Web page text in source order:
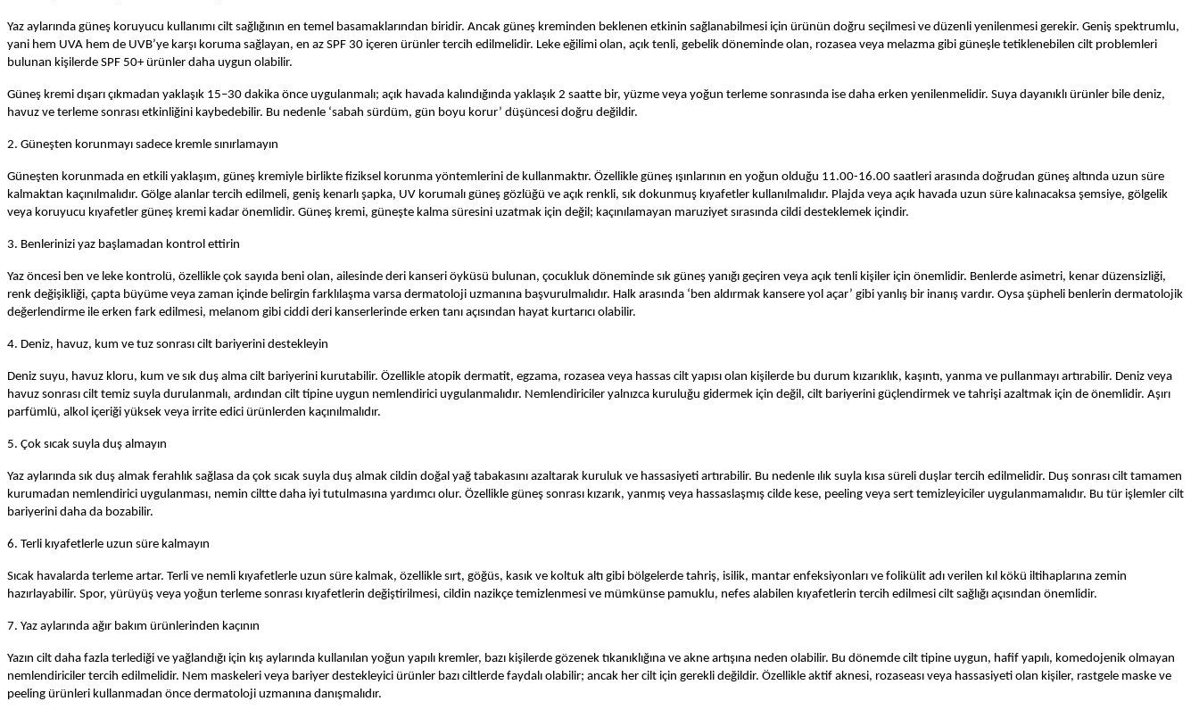
Yaz aylarında güneş koruyucu kullanımı cilt sağlığının en temel basamaklarından biridir. Ancak güneş kreminden beklenen etkinin sağlanabilmesi için ürünün doğru seçilmesi ve düzenli yenilenmesi gerekir. Geniş spektrumlu,
yani hem UVA hem de UVB’ye karşı koruma sağlayan, en az SPF 30 içeren ürünler tercih edilmelidir. Leke eğilimi olan, açık tenli, gebelik döneminde olan, rozasea veya melazma gibi güneşle tetiklenebilen cilt problemleri
bulunan kişilerde SPF 50+ ürünler daha uygun olabilir.
Güneş kremi dışarı çıkmadan yaklaşık 15–30 dakika önce uygulanmalı; açık havada kalındığında yaklaşık 2 saatte bir, yüzme veya yoğun terleme sonrasında ise daha erken yenilenmelidir. Suya dayanıklı ürünler bile deniz,
havuz ve terleme sonrası etkinliğini kaybedebilir. Bu nedenle ‘sabah sürdüm, gün boyu korur’ düşüncesi doğru değildir.
2. Güneşten korunmayı sadece kremle sınırlamayın
Güneşten korunmada en etkili yaklaşım, güneş kremiyle birlikte fiziksel korunma yöntemlerini de kullanmaktır. Özellikle güneş ışınlarının en yoğun olduğu 11.00-16.00 saatleri arasında doğrudan güneş altında uzun süre
kalmaktan kaçınılmalıdır. Gölge alanlar tercih edilmeli, geniş kenarlı şapka, UV korumalı güneş gözlüğü ve açık renkli, sık dokunmuş kıyafetler kullanılmalıdır. Plajda veya açık havada uzun süre kalınacaksa şemsiye, gölgelik
veya koruyucu kıyafetler güneş kremi kadar önemlidir. Güneş kremi, güneşte kalma süresini uzatmak için değil; kaçınılamayan maruziyet sırasında cildi desteklemek içindir.
3. Benlerinizi yaz başlamadan kontrol ettirin
Yaz öncesi ben ve leke kontrolü, özellikle çok sayıda beni olan, ailesinde deri kanseri öyküsü bulunan, çocukluk döneminde sık güneş yanığı geçiren veya açık tenli kişiler için önemlidir. Benlerde asimetri, kenar düzensizliği,
renk değişikliği, çapta büyüme veya zaman içinde belirgin farklılaşma varsa dermatoloji uzmanına başvurulmalıdır. Halk arasında ‘ben aldırmak kansere yol açar’ gibi yanlış bir inanış vardır. Oysa şüpheli benlerin dermatolojik
değerlendirme ile erken fark edilmesi, melanom gibi ciddi deri kanserlerinde erken tanı açısından hayat kurtarıcı olabilir.
4. Deniz, havuz, kum ve tuz sonrası cilt bariyerini destekleyin
Deniz suyu, havuz kloru, kum ve sık duş alma cilt bariyerini kurutabilir. Özellikle atopik dermatit, egzama, rozasea veya hassas cilt yapısı olan kişilerde bu durum kızarıklık, kaşıntı, yanma ve pullanmayı artırabilir. Deniz veya
havuz sonrası cilt temiz suyla durulanmalı, ardından cilt tipine uygun nemlendirici uygulanmalıdır. Nemlendiriciler yalnızca kuruluğu gidermek için değil, cilt bariyerini güçlendirmek ve tahrişi azaltmak için de önemlidir. Aşırı
parfümlü, alkol içeriği yüksek veya irrite edici ürünlerden kaçınılmalıdır.
5. Çok sıcak suyla duş almayın
Yaz aylarında sık duş almak ferahlık sağlasa da çok sıcak suyla duş almak cildin doğal yağ tabakasını azaltarak kuruluk ve hassasiyeti artırabilir. Bu nedenle ılık suyla kısa süreli duşlar tercih edilmelidir. Duş sonrası cilt tamamen
kurumadan nemlendirici uygulanması, nemin ciltte daha iyi tutulmasına yardımcı olur. Özellikle güneş sonrası kızarık, yanmış veya hassaslaşmış cilde kese, peeling veya sert temizleyiciler uygulanmamalıdır. Bu tür işlemler cilt
bariyerini daha da bozabilir.
6. Terli kıyafetlerle uzun süre kalmayın
Sıcak havalarda terleme artar. Terli ve nemli kıyafetlerle uzun süre kalmak, özellikle sırt, göğüs, kasık ve koltuk altı gibi bölgelerde tahriş, isilik, mantar enfeksiyonları ve folikülit adı verilen kıl kökü iltihaplarına zemin
hazırlayabilir. Spor, yürüyüş veya yoğun terleme sonrası kıyafetlerin değiştirilmesi, cildin nazikçe temizlenmesi ve mümkünse pamuklu, nefes alabilen kıyafetlerin tercih edilmesi cilt sağlığı açısından önemlidir.
7. Yaz aylarında ağır bakım ürünlerinden kaçının
Yazın cilt daha fazla terlediği ve yağlandığı için kış aylarında kullanılan yoğun yapılı kremler, bazı kişilerde gözenek tıkanıklığına ve akne artışına neden olabilir. Bu dönemde cilt tipine uygun, hafif yapılı, komedojenik olmayan
nemlendiriciler tercih edilmelidir. Nem maskeleri veya bariyer destekleyici ürünler bazı ciltlerde faydalı olabilir; ancak her cilt için gerekli değildir. Özellikle aktif aknesi, rozaseası veya hassasiyeti olan kişiler, rastgele maske ve
peeling ürünleri kullanmadan önce dermatoloji uzmanına danışmalıdır.